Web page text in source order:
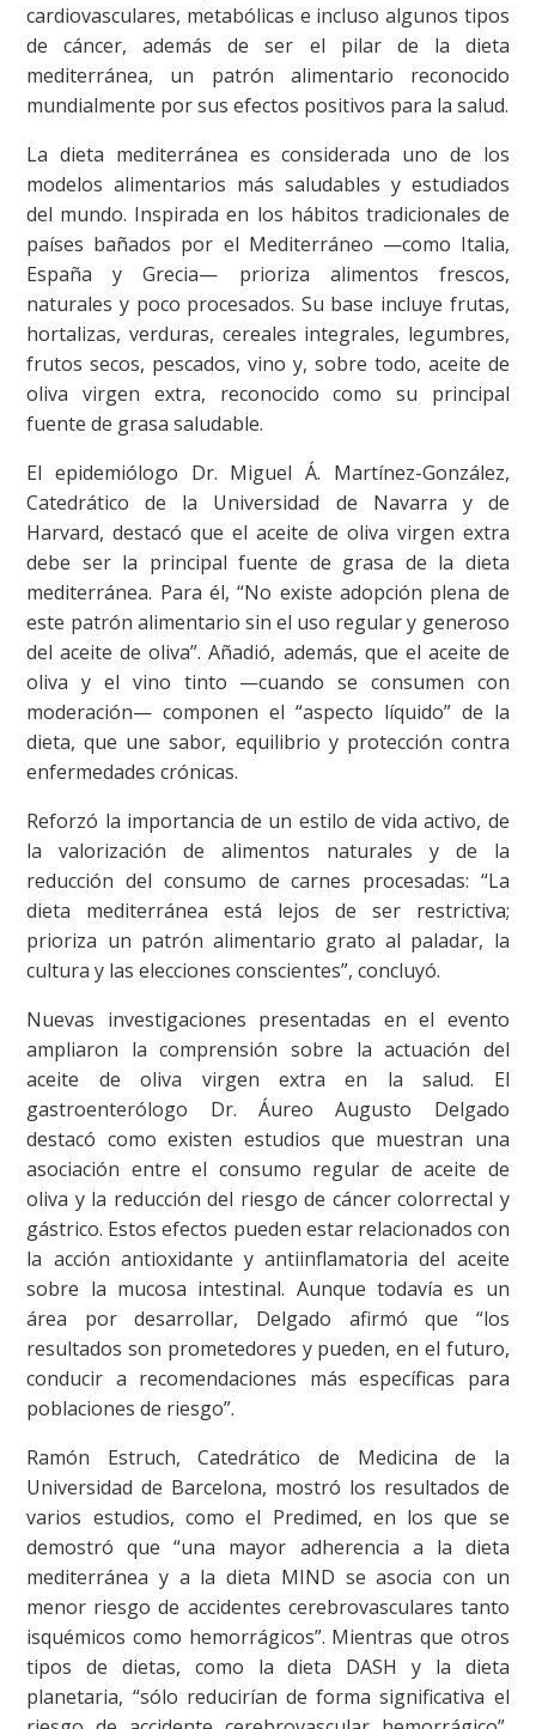
cardiovasculares, metabólicas e incluso algunos tipos
de cáncer, además de ser el pilar de la dieta
mediterránea, un patrón alimentario reconocido
mundialmente por sus efectos positivos para la salud.
La dieta mediterránea es considerada uno de los
modelos alimentarios más saludables y estudiados
del mundo. Inspirada en los hábitos tradicionales de
países bañados por el Mediterráneo —como Italia,
España y Grecia— prioriza alimentos frescos,
naturales y poco procesados. Su base incluye frutas,
hortalizas, verduras, cereales integrales, legumbres,
frutos secos, pescados, vino y, sobre todo, aceite de
oliva virgen extra, reconocido como su principal
fuente de grasa saludable.
El epidemiólogo Dr. Miguel Á. Martínez-González,
Catedrático de la Universidad de Navarra y de
Harvard, destacó que el aceite de oliva virgen extra
debe ser la principal fuente de grasa de la dieta
mediterránea. Para él, “No existe adopción plena de
este patrón alimentario sin el uso regular y generoso
del aceite de oliva”. Añadió, además, que el aceite de
oliva y el vino tinto —cuando se consumen con
moderación— componen el “aspecto líquido” de la
dieta, que une sabor, equilibrio y protección contra
enfermedades crónicas.
Reforzó la importancia de un estilo de vida activo, de
la valorización de alimentos naturales y de la
reducción del consumo de carnes procesadas: “La
dieta mediterránea está lejos de ser restrictiva;
prioriza un patrón alimentario grato al paladar, la
cultura y las elecciones conscientes”, concluyó.
Nuevas investigaciones presentadas en el evento
ampliaron la comprensión sobre la actuación del
aceite de oliva virgen extra en la salud. El
gastroenterólogo Dr. Áureo Augusto Delgado
destacó como existen estudios que muestran una
asociación entre el consumo regular de aceite de
oliva y la reducción del riesgo de cáncer colorrectal y
gástrico. Estos efectos pueden estar relacionados con
la acción antioxidante y antiinflamatoria del aceite
sobre la mucosa intestinal. Aunque todavía es un
rea por desarrollar, Delgado afirmó que “los
resultados son prometedores y pueden, en el futuro,
conducir a recomendaciones más específicas para
poblaciones de riesgo”.
Ramón Estruch, Catedrático de Medicina de la
Universidad de Barcelona, mostró los resultados de
varios estudios, como el Predimed, en los que se
demostró que “una mayor adherencia a la dieta
mediterránea y a la dieta MIND se asocia con un
menor riesgo de accidentes cerebrovasculares tanto
isquémicos como hemorrágicos”. Mientras que otros
tipos de dietas, como la dieta DASH y la dieta
planetaria, “sólo reducirían de forma significativa el